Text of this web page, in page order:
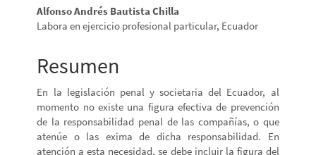
Contenido
principal
del
artículo
Alfonso Andrés Bautista Chilla
Labora en ejercicio profesional particular, Ecuador
Resumen
En la legislación penal y societaria del Ecuador, al
momento no existe una figura efectiva de prevención
de la responsabilidad penal de las compañías, o que
atenúe o las exima de dicha responsabilidad. En
atención a esta necesidad, se debe incluir la figura del